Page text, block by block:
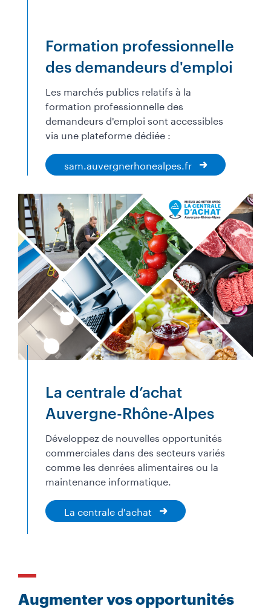
Formation professionnelle
des demandeurs d'emploi
Les marchés publics relatifs à la
formation professionnelle des
demandeurs d'emploi sont accessibles
via une plateforme dédiée :
sam.auvergnerhonealpes.fr
La centrale d’achat
Auvergne-Rhône-Alpes
Développez de nouvelles opportunités
commerciales dans des secteurs variés
comme les denrées alimentaires ou la
maintenance informatique.
La centrale d'achat
Augmenter vos opportunités